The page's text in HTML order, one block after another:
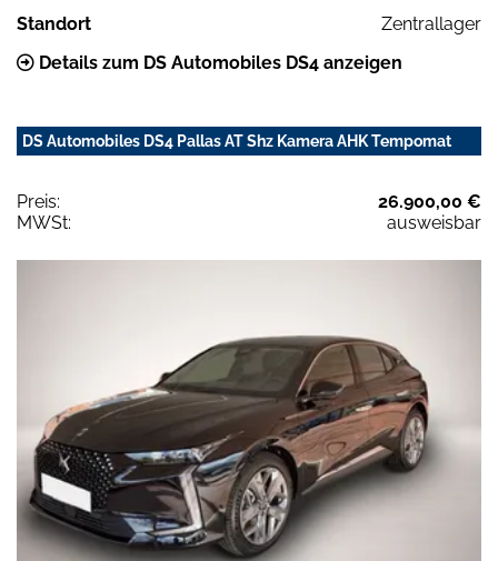
Standort
Zentrallager
Details zum DS Automobiles DS4 anzeigen
DS Automobiles DS4 Pallas AT Shz Kamera AHK Tempomat
Preis:
26.900,00 €
MWSt:
ausweisbar